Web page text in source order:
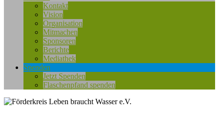
Kontakt
Vision
Organisation
Mitmachen
Sponsoren
Berichte
Mediathek
Spenden
Jetzt Spenden
Flaschenpfand spenden